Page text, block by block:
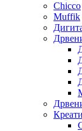
Chicco
Muffik